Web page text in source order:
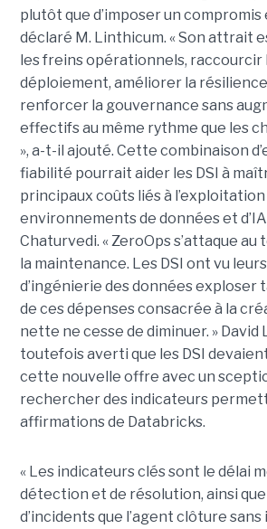
plutôt que d’imposer un compromis
déclaré M. Linthicum. « Son attrait
les freins opérationnels, raccourcir
déploiement, améliorer la
renforcer la gouvernance sans
effectifs au même rythme que les
», a-t-il ajouté. Cette combinaison
fiabilité pourrait aider les DSI à
principaux coûts liés à l’exploitation
environnements de données et
Chaturvedi. « ZeroOps s’attaque au
la maintenance. Les DSI ont vu
d’ingénierie des données exploser
de ces dépenses consacrée à la
nette ne cesse de diminuer. » David
toutefois averti que les DSI
cette nouvelle offre avec un
rechercher des indicateurs
affirmations de Databricks.
« Les indicateurs clés sont le délai
détection et de résolution, ainsi
d’incidents que l’agent clôture